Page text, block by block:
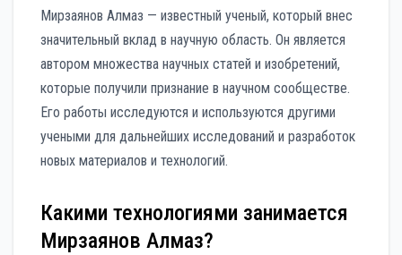
Мирзаянов Алмаз — известный ученый, который внес
значительный вклад в научную область. Он является
автором множества научных статей и изобретений,
которые получили признание в научном сообществе.
Его работы исследуются и используются другими
учеными для дальнейших исследований и разработок
новых материалов и технологий.
Какими технологиями занимается
Мирзаянов Алмаз?